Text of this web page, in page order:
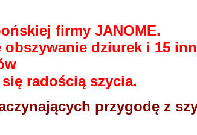
firmy JANOME.
dziurek i 15
radością szycia.
przygodę z